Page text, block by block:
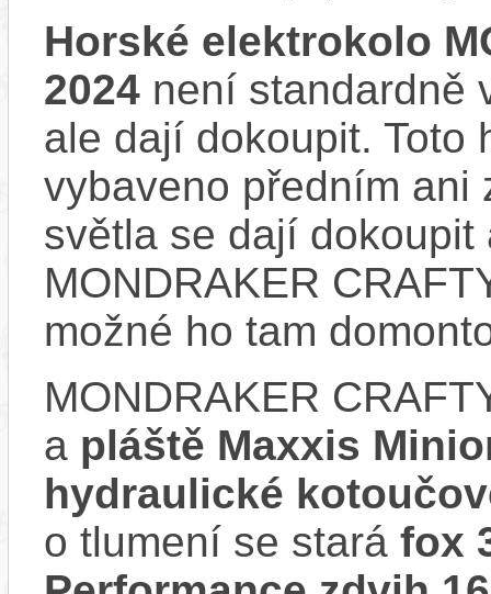
Horské elektrokolo
2024 není standardně
ale dají dokoupit. Toto
vybaveno předním ani
světla se dají dokoupit
MONDRAKER
možné ho tam
MONDRAKER
a pláště Maxxis
hydraulické
o tlumení se stará fox